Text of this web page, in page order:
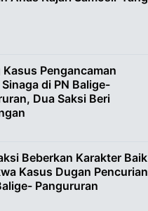
Kasus Pengancaman
di PN Balige-
Dua Saksi Beri
Beberkan Karakter Baik
Kasus Dugan Pencurian
Pangururan